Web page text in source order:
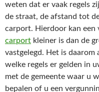
weten dat er vaak regels
de straat, de afstand tot
carport. Hierdoor kan een
carport kleiner is dan de
vastgelegd. Het is
welke regels er gelden in
met de gemeente waar u
bepalen of u een